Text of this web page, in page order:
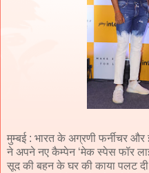
मुम्बई : भारत के अग्रणी फर्नीचर और
ने अपने नए कैम्पेन ‘मेक स्पेस फॉर
सूद की बहन के घर की काया पलट